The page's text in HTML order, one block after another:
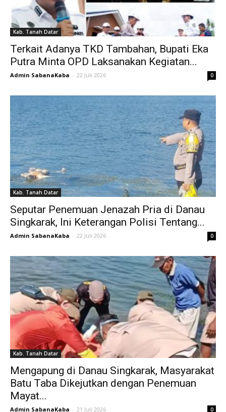
Kab. Tanah Datar
Terkait Adanya TKD Tambahan, Bupati Eka
Putra Minta OPD Laksanakan Kegiatan...
Admin SabanaKaba - 22 Juli 2026 0
Kab. Tanah Datar
Seputar Penemuan Jenazah Pria di Danau
Singkarak, Ini Keterangan Polisi Tentang...
Admin SabanaKaba - 22 Juli 2026 0
Kab. Tanah Datar
Mengapung di Danau Singkarak, Masyarakat
Batu Taba Dikejutkan dengan Penemuan
Mayat...
Admin SabanaKaba - 21 Juli 2026 0